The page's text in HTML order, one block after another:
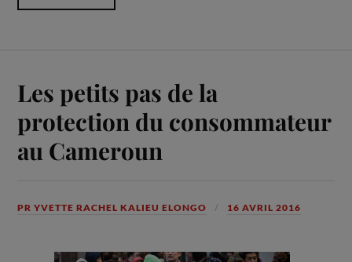
Les petits pas de la
protection du consommateur
au Cameroun
PR YVETTE RACHEL KALIEU ELONGO 16 AVRIL 2016